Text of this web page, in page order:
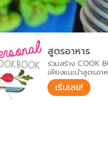
สูตรอาหาร
ร่วมสร้าง COOK
เพียงแนะนำสูตรอ
เริ่มเลย!